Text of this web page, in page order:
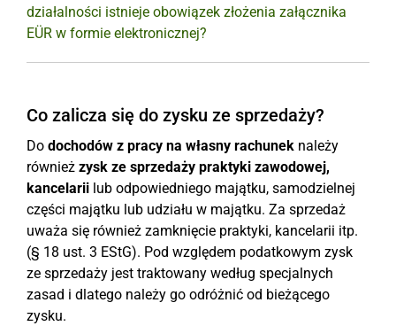
działalności istnieje obowiązek złożenia załącznika
EÜR w formie elektronicznej?
Co zalicza się do zysku ze sprzedaży?
Do dochodów z pracy na własny rachunek należy
również zysk ze sprzedaży praktyki zawodowej,
kancelarii lub odpowiedniego majątku, samodzielnej
części majątku lub udziału w majątku. Za sprzedaż
uważa się również zamknięcie praktyki, kancelarii itp.
(§ 18 ust. 3 EStG). Pod względem podatkowym zysk
ze sprzedaży jest traktowany według specjalnych
zasad i dlatego należy go odróżnić od bieżącego
zysku.